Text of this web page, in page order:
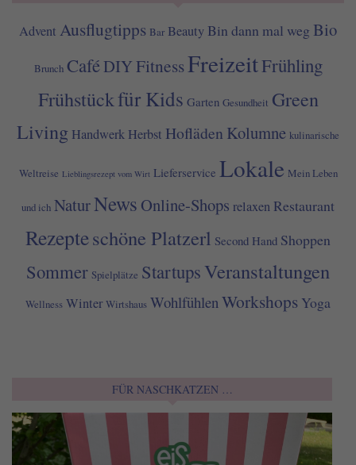
Advent Ausflugtipps Bar Beauty Bin dann mal weg Bio
Brunch CaféDIYFitnessFreizeitFrühling
Frühstückfür Kids Garten Gesundheit Green
Living Handwerk Herbst Hofläden Kolumne kulinarische
Weltreise Lieblingsrezept vom Wirt Lieferservice Lokale Mein Leben
und ich NaturNews Online-Shops relaxen Restaurant
Rezepteschöne Platzerl Second Hand Shoppen
Sommer Spielplätze Startups Veranstaltungen
Wellness Winter Wirtshaus Wohlfühlen Workshops Yoga
FÜR NASCHKATZEN …